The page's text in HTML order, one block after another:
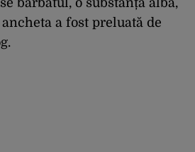
bărbatul, o substanță albă,
a fost preluată de